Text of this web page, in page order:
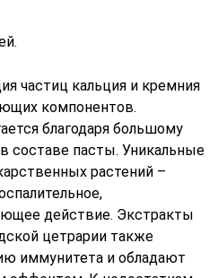
частиц кальция и кремния
компонентов.
благодаря большому
составе пасты. Уникальные
растений –
действие. Экстракты
цетрарии также
иммунитета и обладают